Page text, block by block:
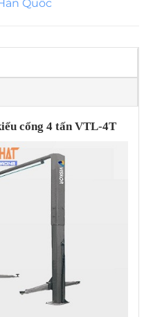
Quốc
cổng 4 tấn VTL-4T